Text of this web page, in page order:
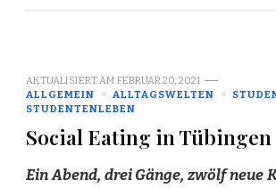
AKTUALISIERT AM FEBRUAR 20, 2021
ALLGEMEIN
ALLTAGSWELTEN
STUDENTENLEBEN
Social Eating in Tübingen
Ein Abend, drei Gänge, zwölf neue